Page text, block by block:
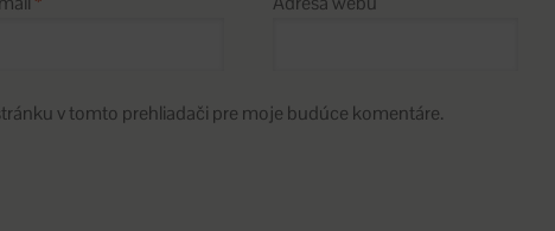
v tomto prehliadači pre moje budúce komentáre.